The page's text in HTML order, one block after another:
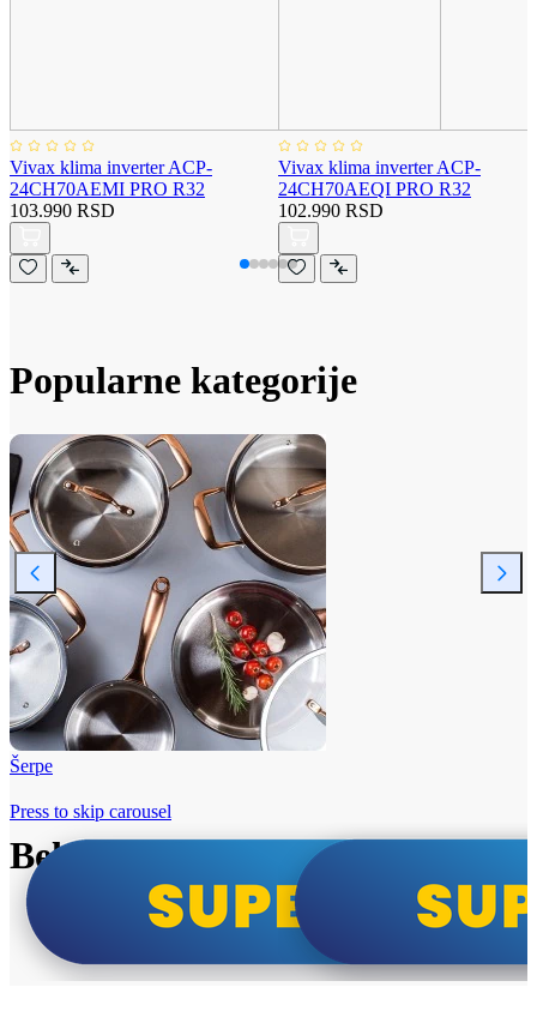
Vivax klima inverter ACP-
24CH70AEMI PRO R32
103.990 RSD
Vivax klima inverter ACP-
24CH70AEQI PRO R32
102.990 RSD
Popularne kategorije
Šerpe
Beko i Tesla super cene
Press to skip carousel